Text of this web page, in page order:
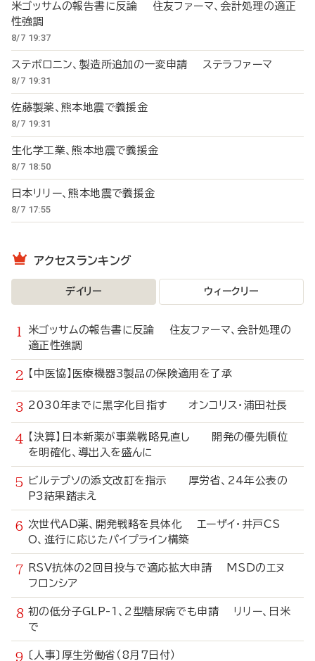
米ゴッサムの報告書に反論 住友ファーマ、会計処理の適正
性強調
8/7 19:37
ステボロニン、製造所追加の一変申請 ステラファーマ
8/7 19:31
佐藤製薬、熊本地震で義援金
8/7 19:31
生化学工業、熊本地震で義援金
8/7 18:50
日本リリー、熊本地震で義援金
8/7 17:55
アクセスランキング
デイリー ウィークリー
米ゴッサムの報告書に反論 住友ファーマ、会計処理の
適正性強調
【中医協】医療機器3製品の保険適用を了承
2030年までに黒字化目指す オンコリス・浦田社長
【決算】日本新薬が事業戦略見直し 開発の優先順位
を明確化、導出入を盛んに
ビルテプソの添文改訂を指示 厚労省、24年公表の
P3結果踏まえ
次世代AD薬、開発戦略を具体化 エーザイ・井戸CS
O、進行に応じたパイプライン構築
RSV抗体の2回目投与で適応拡大申請 MSDのエヌ
フロンシア
初の低分子GLP-1、2型糖尿病でも申請 リリー、日米
で
〔人事〕厚生労働省（8月7日付）